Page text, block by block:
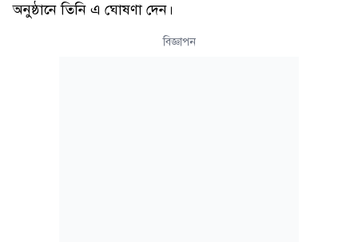
অনুষ্ঠানে তিনি এ ঘোষণা দেন।
বিজ্ঞাপন